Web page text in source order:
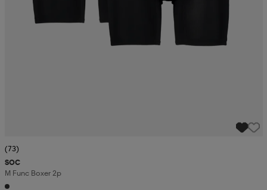
(73)
SOC
M Func Boxer 2p